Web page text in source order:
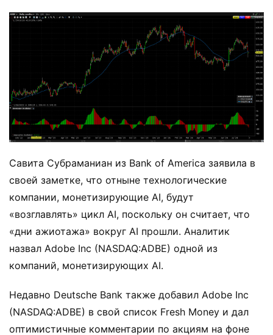
Савита Субраманиан из Bank of America заявила в
своей заметке, что отныне технологические
компании, монетизирующие AI, будут
«возглавлять» цикл AI, поскольку он считает, что
«дни ажиотажа» вокруг AI прошли. Аналитик
назвал Adobe Inc (NASDAQ:ADBE) одной из
компаний, монетизирующих AI.
Недавно Deutsche Bank также добавил Adobe Inc
(NASDAQ:ADBE) в свой список Fresh Money и дал
оптимистичные комментарии по акциям на фоне